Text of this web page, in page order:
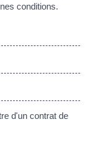
conditions.
d'un contrat de